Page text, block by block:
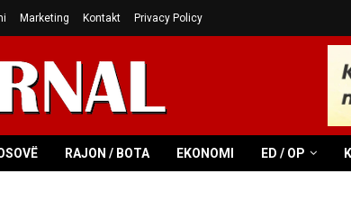
Marketing Kontakt Privacy Policy
RAJON / BOTA EKONOMI ED / OP